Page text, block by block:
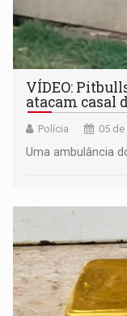
VÍDEO:
atacam casal
Polícia 05
Uma ambulância